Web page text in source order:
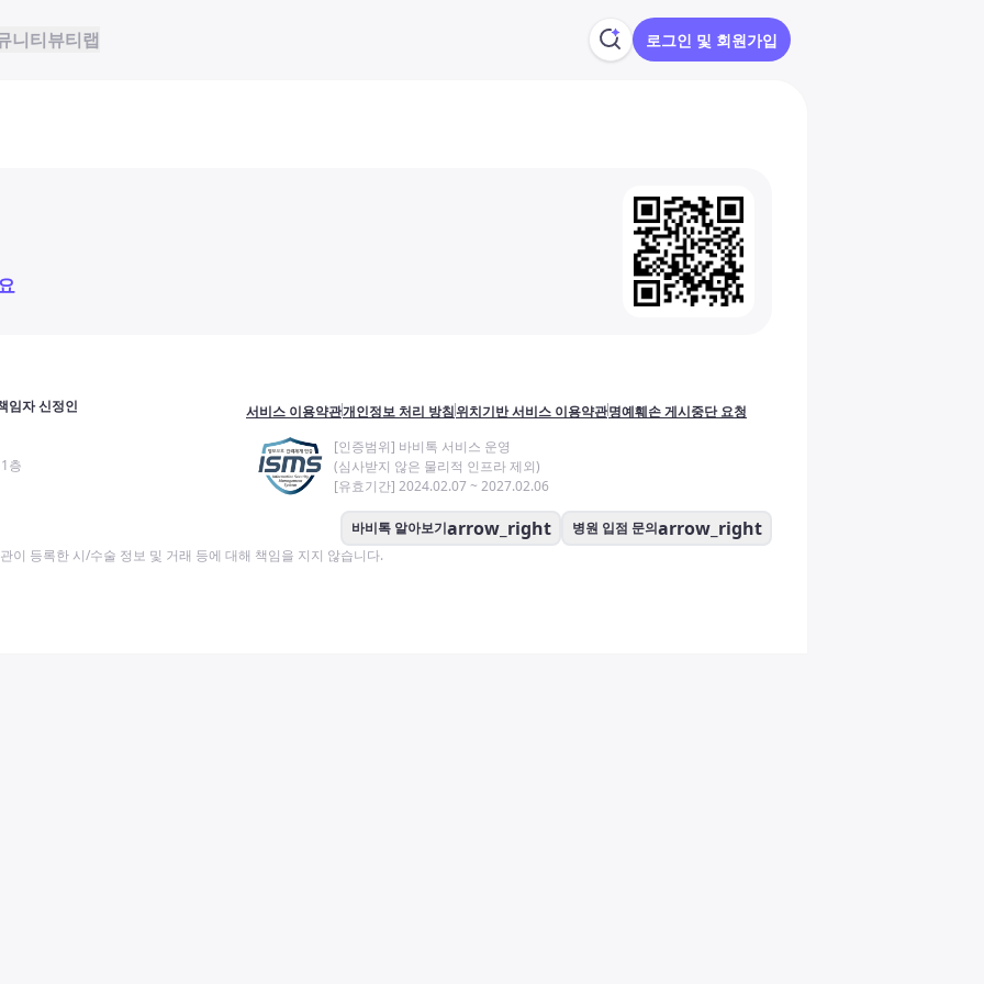
니티뷰티랩 로그인 및 회원가입
임자 신정인
층
서비스 이용약관개인정보 처리 방침위치기반 서비스 이용약관명예훼손 게시중단 요청
[인증범위] 바비톡 서비스 운영
(심사받지 않은 물리적 인프라 제외)
[유효기간] 2024.02.07 ~ 2027.02.06
바비톡 알아보기arrow_right 병원 입점 문의arrow_right
이 등록한 시/수술 정보 및 거래 등에 대해 책임을 지지 않습니다.